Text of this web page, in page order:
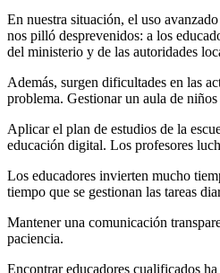
En nuestra situación, el uso
nos pilló desprevenidos: a los
del ministerio y de las autoridades
Además, surgen dificultades en las
problema. Gestionar un aula de
Aplicar el plan de estudios de la
educación digital. Los profesores
Los educadores invierten mucho
tiempo que se gestionan las tareas
Mantener una comunicación
paciencia.
Encontrar educadores cualificados